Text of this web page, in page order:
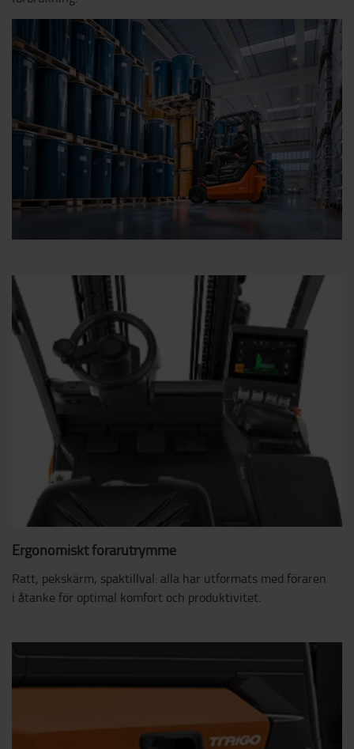
Ergonomiskt förarutrymme
Ratt, pekskärm, spaktillval: alla har utformats med föraren
i åtanke för optimal komfort och produktivitet.